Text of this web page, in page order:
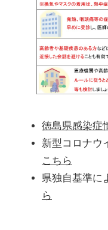
徳島県感染症
新型コロナウ
こちら
県独自基準に
ら